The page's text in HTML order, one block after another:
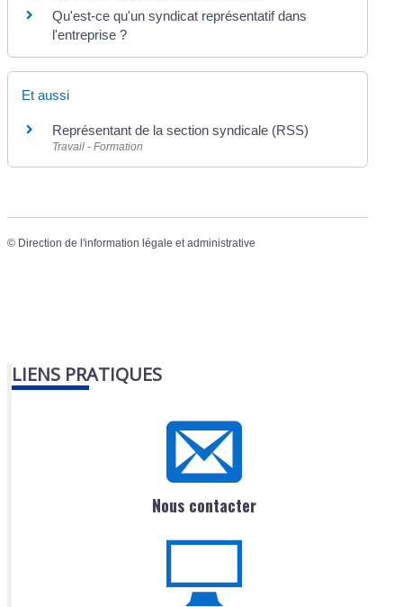
Qu'est-ce qu'un syndicat représentatif dans
l'entreprise ?
Et aussi
Représentant de la section syndicale (RSS)
Travail - Formation
© Direction de l'information légale et administrative
LIENS PRATIQUES
Nous contacter